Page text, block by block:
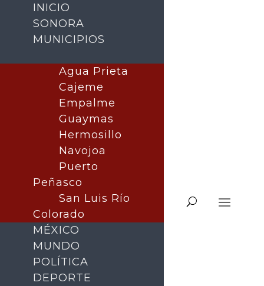
INICIO
SONORA
MUNICIPIOS
Agua Prieta
Cajeme
Empalme
Guaymas
Hermosillo
Navojoa
Puerto
Peñasco
San Luis Río
Colorado
MÉXICO
MUNDO
POLÍTICA
DEPORTE